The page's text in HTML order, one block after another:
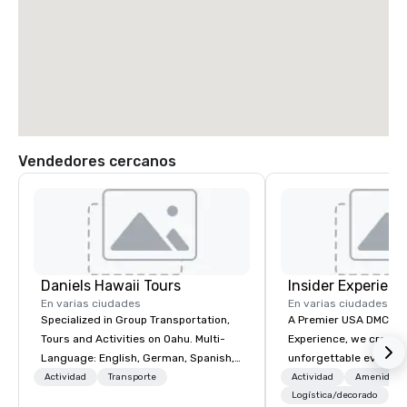
Vendedores cercanos
Daniels Hawaii Tours
En varias ciudades
Specialized in Group Transportation,
Tours and Activities on Oahu. Multi-
Language: English, German, Spanish,
French, Portuguese. We can handle
Actividad Transporte
Insider
En varias ciudades
A Premier USA DMC Partner
Experience, we create
unforgettable events
access to premium
class entertainment,
Actividad
Logística/decorado